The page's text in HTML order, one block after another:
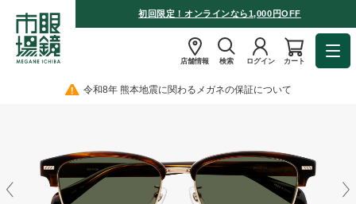
初回限定！オンラインなら1,000円OFF
店舗情報 検索 ログイン カート
令和8年 熊本地震に関わるメガネの保証について